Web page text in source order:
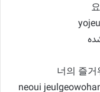
너의 즐
neoui